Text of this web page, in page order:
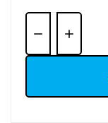
Quantité: